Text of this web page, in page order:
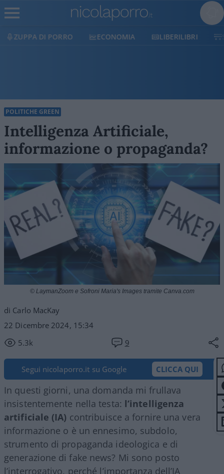
ECONOMIA LIBERILIBRI SHOP SOSTIENICI
POLITICHE GREEN
Intelligenza Artificiale,
informazione o propaganda?
di Carlo MacKay
22 Dicembre 2024, 15:34
5.3k
9
© LaymanZoom e Sofroni Maria's Images tramite Canva.com
Segui nicolaporro.it su Google CLICCA QUI
In questi giorni, una domanda mi frullava
insistentemente nella testa: l’intelligenza
artificiale (IA) contribuisce a fornire una vera
informazione o è un ennesimo, subdolo,
strumento di propaganda ideologica e di
generazione di fake news? Mi sono posto
l’interrogativo, perché l’importanza dell’IA